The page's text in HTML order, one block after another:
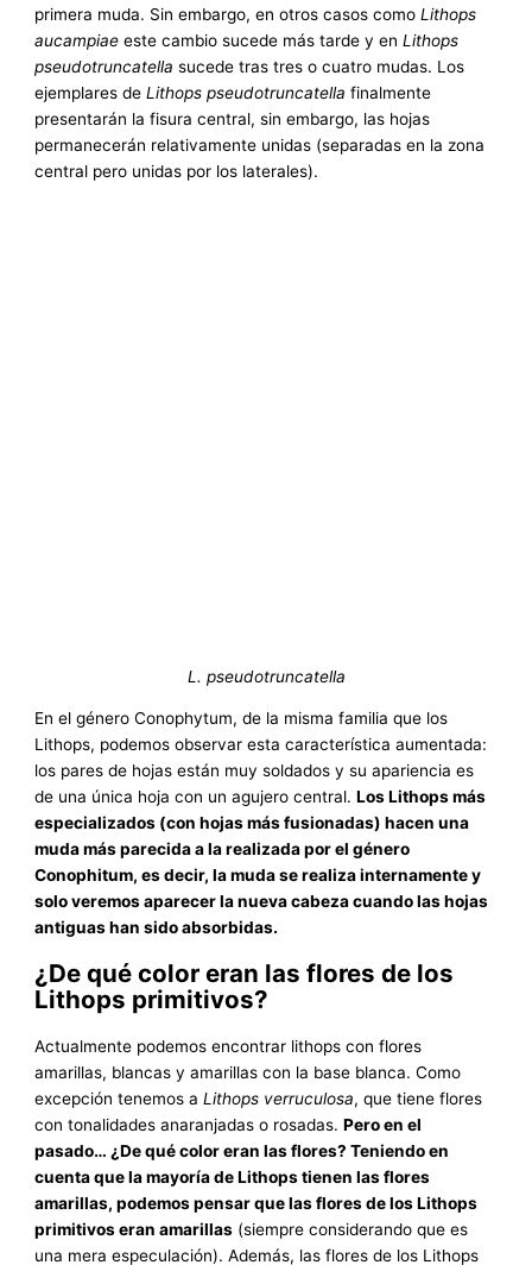
primera muda. Sin embargo, en otros casos comoLithops
aucampiae este cambio sucede más tarde y enLithops
pseudotruncatella sucede tras tres o cuatro mudas. Los
ejemplares deLithops pseudotruncatella finalmente
presentarán la fisura central, sin embargo, las hojas
permanecerán relativamente unidas (separadas en la zona
central pero unidas por los laterales).
L. pseudotruncatella
En el género Conophytum, de la misma familia que los
Lithops, podemos observar esta característica aumentada:
los pares de hojas están muy soldados y su apariencia es
de una única hoja con un agujero central.Los Lithops más
especializados (con hojas más fusionadas) hacen una
muda más parecida a la realizada por el género
Conophitum, es decir, la muda se realiza internamente y
solo veremos aparecer la nueva cabeza cuando las hojas
antiguas han sido absorbidas.
¿De qué color eran las flores de los
Lithops primitivos?
Actualmente podemos encontrar lithops con flores
amarillas, blancas y amarillas con la base blanca. Como
excepción tenemos aLithops verruculosa, que tiene flores
con tonalidades anaranjadas o rosadas.Pero en el
pasado… ¿De qué color eran las flores? Teniendo en
cuenta que la mayoría de Lithops tienen las flores
amarillas, podemos pensar que las flores de los Lithops
primitivos eran amarillas (siempre considerando que es
una mera especulación). Además, las flores de los Lithops